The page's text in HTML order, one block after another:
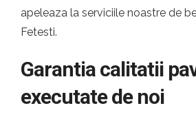
apeleaza la serviciile noastre de
Fetesti.
Garantia calitatii
executate de noi